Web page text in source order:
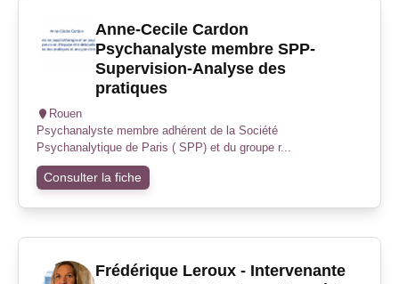
Anne-Cecile Cardon
Psychanalyste membre SPP-
Supervision-Analyse des
pratiques
Rouen
Psychanalyste membre adhérent de la Société
Psychanalytique de Paris ( SPP) et du groupe r...
Consulter la fiche
Frédérique Leroux - Intervenante